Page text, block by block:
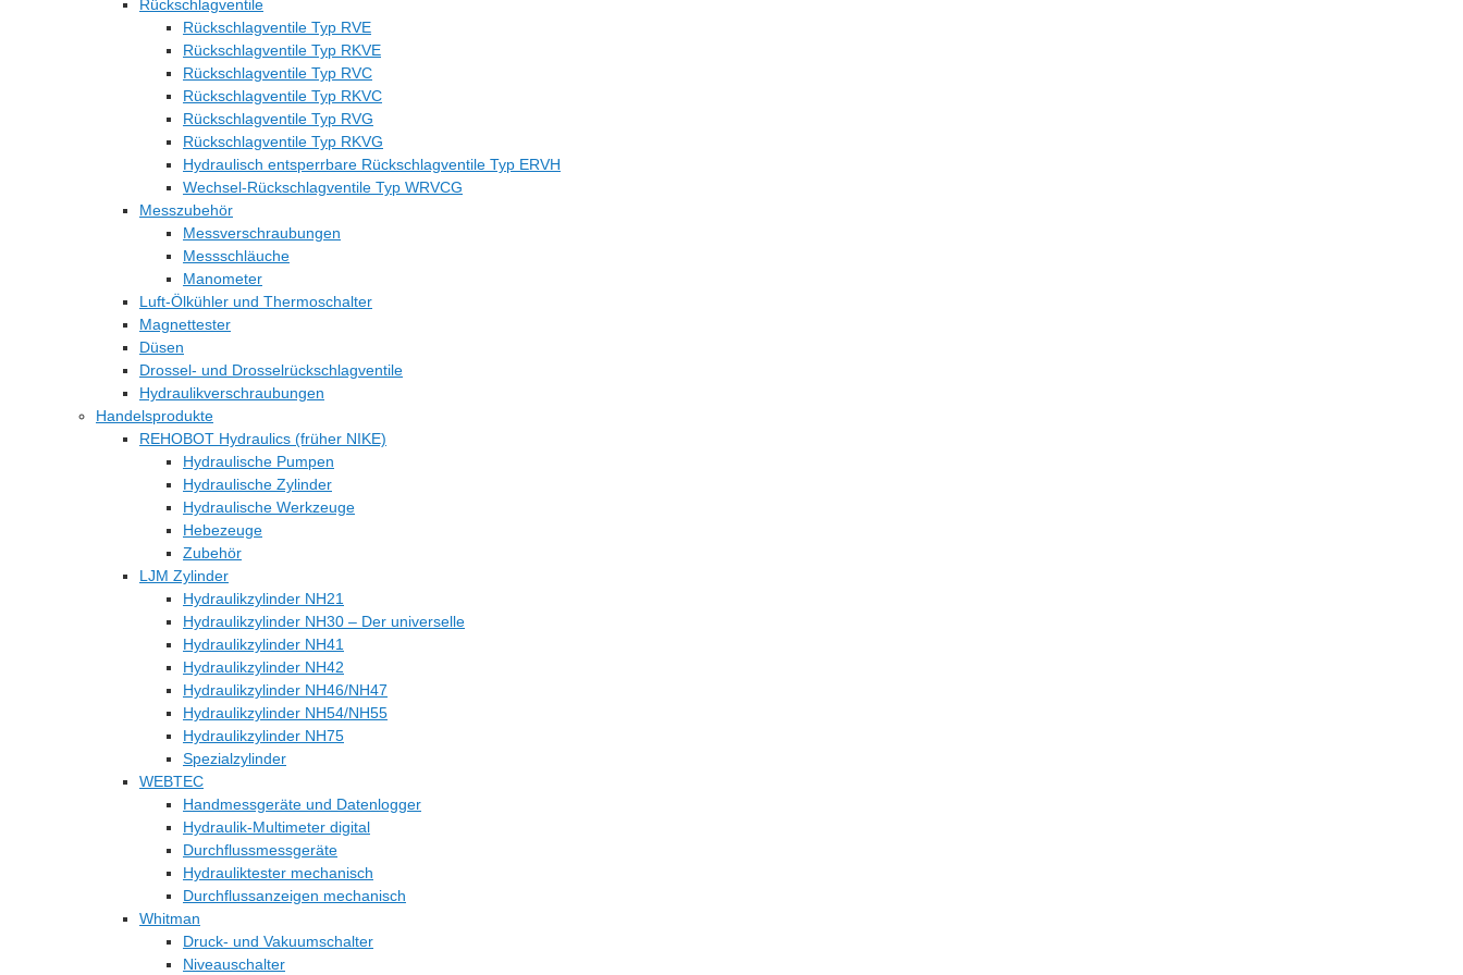
Rückschlagventile
Rückschlagventile Typ RVE
Rückschlagventile Typ RKVE
Rückschlagventile Typ RVC
Rückschlagventile Typ RKVC
Rückschlagventile Typ RVG
Rückschlagventile Typ RKVG
Hydraulisch entsperrbare Rückschlagventile Typ ERVH
Wechsel-Rückschlagventile Typ WRVCG
Messzubehör
Messverschraubungen
Messschläuche
Manometer
Luft-Ölkühler und Thermoschalter
Magnettester
Düsen
Drossel- und Drosselrückschlagventile
Hydraulikverschraubungen
Handelsprodukte
REHOBOT Hydraulics (früher NIKE)
Hydraulische Pumpen
Hydraulische Zylinder
Hydraulische Werkzeuge
Hebezeuge
Zubehör
LJM Zylinder
Hydraulikzylinder NH21
Hydraulikzylinder NH30 – Der universelle
Hydraulikzylinder NH41
Hydraulikzylinder NH42
Hydraulikzylinder NH46/NH47
Hydraulikzylinder NH54/NH55
Hydraulikzylinder NH75
Spezialzylinder
WEBTEC
Handmessgeräte und Datenlogger
Hydraulik-Multimeter digital
Durchflussmessgeräte
Hydrauliktester mechanisch
Durchflussanzeigen mechanisch
Whitman
Druck- und Vakuumschalter
Niveauschalter